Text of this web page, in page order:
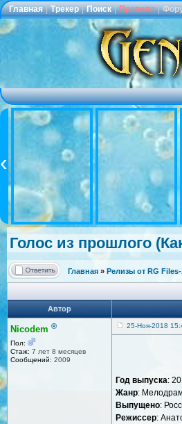
Главная | Трекер | Поиск | Правила |
Голос из прошлого
Главная » Релизы от RG
Автор
Nicodem ®
Пол:
Стаж: 7 лет 8 месяцев
Сообщений: 2009
25-Ноя-2018
Год выпуска:
Жанр:
Выпущено:
Режиссер: